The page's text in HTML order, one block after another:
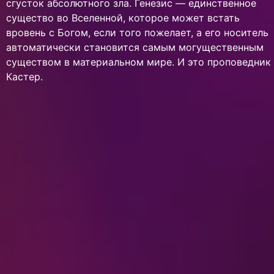
сгусток абсолютного зла. Генезис — единственное
существо во Вселенной, которое может встать
вровень с Богом, если того пожелает, а его носитель
автоматически становится самым могущественным
существом в материальном мире. И это проповедник
Кастер.